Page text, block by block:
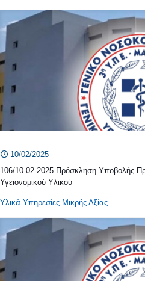
10/02/2025
106/10-02-2025 Πρόσκληση Υποβολής
Υγειονομικού Υλικού
Υλικά-Υπηρεσίες Μικρής Αξίας